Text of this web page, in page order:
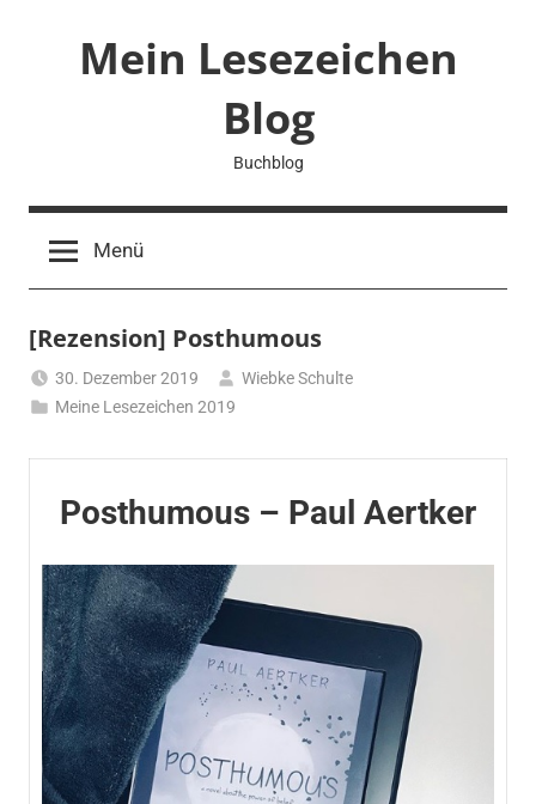
Mein Lesezeichen
Blog
Buchblog
Menü
[Rezension] Posthumous
30. Dezember 2019
Wiebke Schulte
Meine Lesezeichen 2019
Posthumous – Paul Aertker